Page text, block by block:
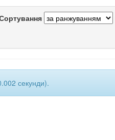
секунди).